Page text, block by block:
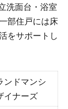
洗面台・浴室
部住戸には床
をサポートし
ンドマンシ
イナーズ